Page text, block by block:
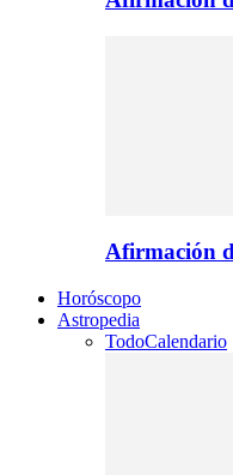
Afirmación
Horóscopo
Astropedia
TodoCalendario